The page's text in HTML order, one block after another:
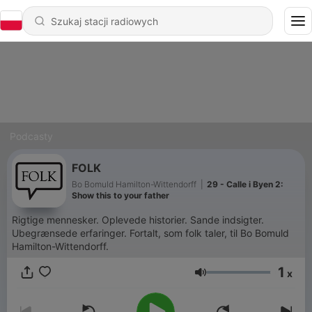
FOLK
Bo Bomuld Hamilton-Wittendorff
29 - Calle i Byen 2:
Show this to your father
Rigtige mennesker. Oplevede historier. Sande indsigter.
Ubegrænsede erfaringer. Fortalt, som folk taler, til Bo Bomuld
Hamilton-Wittendorff.
Głośność 1 x